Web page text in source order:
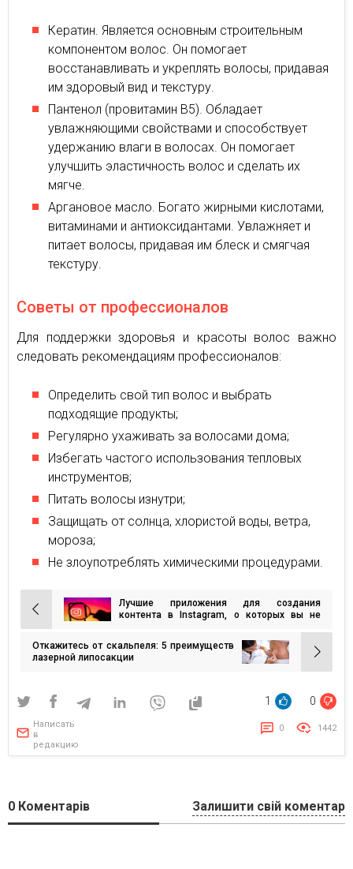
Кератин. Является основным строительным
компонентом волос. Он помогает
восстанавливать и укреплять волосы, придавая
им здоровый вид и текстуру.
Пантенол (провитамин В5). Обладает
увлажняющими свойствами и способствует
удержанию влаги в волосах. Он помогает
улучшить эластичность волос и сделать их
мягче.
Аргановое масло. Богато жирными кислотами,
витаминами и антиоксидантами. Увлажняет и
питает волосы, придавая им блеск и смягчая
текстуру.
Советы от профессионалов
Для поддержки здоровья и красоты волос важно
следовать рекомендациям профессионалов:
Определить свой тип волос и выбрать
подходящие продукты;
Регулярно ухаживать за волосами дома;
Избегать частого использования тепловых
инструментов;
Питать волосы изнутри;
Защищать от солнца, хлористой воды, ветра,
мороза;
Не злоупотреблять химическими процедурами.
Навигация
по
записям
Лучшие приложения для создания
контента в Instagram, о которых вы не
Откажитесь от скальпеля: 5 преимуществ
лазерной липосакции
1 0
Написать
в
редакцию
0 1442
0 Коментарів Залишити свій коментар